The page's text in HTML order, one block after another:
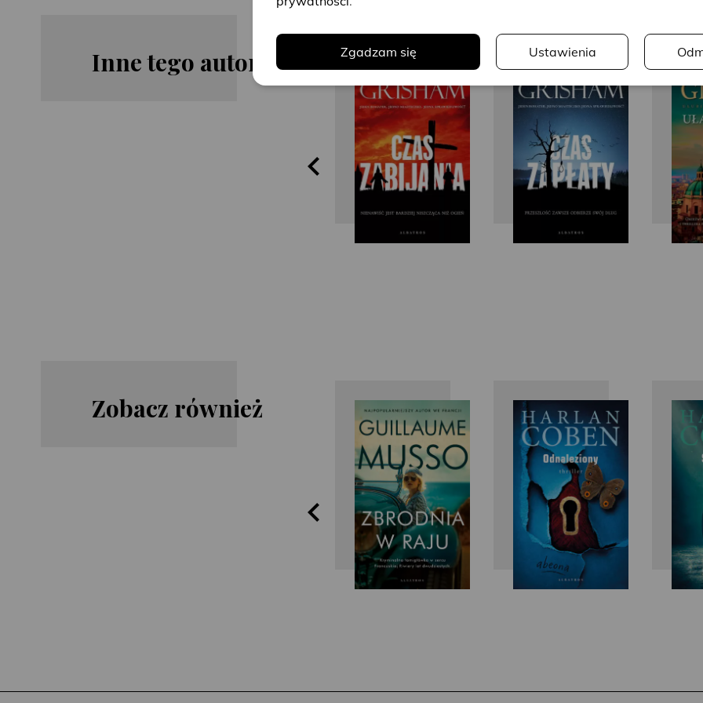
Inne tego autora
John
John
John
Grisham
John
Grisham
Zobacz również
Harlan
Lisa
Guillaume
Musso
Harlan
Coben
Zgadzam się Ustawienia